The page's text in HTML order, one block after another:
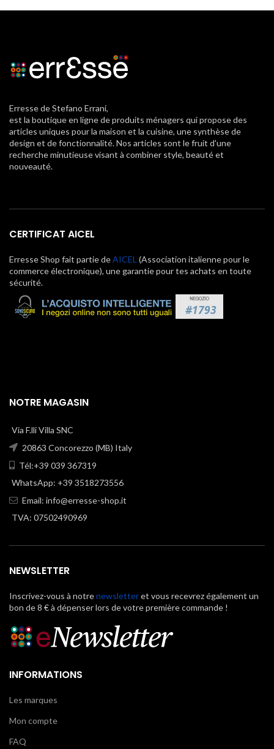
Erresse de Stefano Errani,
est la boutique en ligne de produits ménagers qui propose des
articles uniques pour la maison et la cuisine, une synthèse de
design et de fonctionnalité. Nos articles sont le fruit d'une
recherche minutieuse visant à combiner style, beauté et
nouveauté.
CERTIFICAT AICEL
Erresse Shop fait partie deAICEL (Association italienne pour le
commerce électronique), une garantie pour tes achats en toute
sécurité.
NOTRE MAGASIN
Via F.lli Villa SNC
20863 Concorezzo (MB) Italy
Tél:+39 039 367319
WhatsApp: +39 3518273556
Email: info@erresse-shop.it
TVA: 07502490969
NEWSLETTER
Inscrivez-vous à notrenewsletteret vous recevrez également un
bon de 8 € à dépenser lors de votre première commande !
INFORMATIONS
Les marques
Mon compte
FAQ